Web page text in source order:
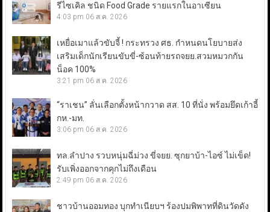
รีไซเคิล ชนิด Food Grade รายแรกในอาเซียน
4:03 pm 06 ส.ค. 2026
เหยื่อเมาแล้วขับจี้ ! กระทรวง ศธ. กำหนดนโยบายส่ง
เสริมเด็กนักเรียนขับขี่-ซ้อนท้ายรถจยย.สวมหมวกกัน
น็อค 100%
3:21 pm 06 ส.ค. 2026
“ราเชน” ลั่นเลือกตั้งหน้ากวาด สส. 10 ที่นั่ง พร้อมยึดเก้าอี้
กห.-มท.
3:06 pm 06 ส.ค. 2026
ทล.ลำปาง รวบหนุ่มฉี่ม่วง ขี่จยย. ซุกยาบ้า-ไอซ์ ไม่เข็ด!
รับเพิ่งออกจากคุกไม่ถึงเดือน
2:49 pm 06 ส.ค. 2026
ชาวบ้านออมทอง บุกทำเนียบฯ ร้องปมพิพาทที่ดินวัดดัง